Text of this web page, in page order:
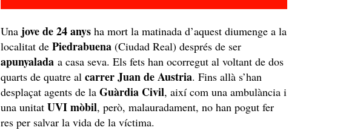
Una jove de 24 anys ha mort la matinada d’aquest diumenge a la
localitat dePiedrabuena (Ciudad Real) després de ser
apunyalada a casa seva. Els fets han ocorregut al voltant de dos
quarts de quatre alcarrer Juan de Austria. Fins allà s’han
desplaçat agents de laGuàrdia Civil, així com una ambulància i
una unitat UVI mòbil, però, malauradament, no han pogut fer
res per salvar la vida de la víctima.